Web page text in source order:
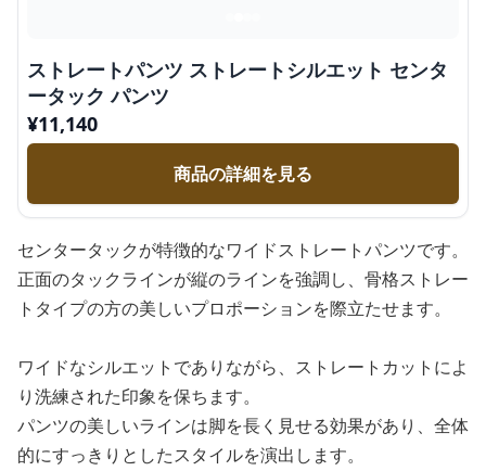
ストレートパンツ ストレートシルエット センタ
ータック パンツ
¥11,140
商品の詳細を見る
センタータックが特徴的なワイドストレートパンツです。
正面のタックラインが縦のラインを強調し、骨格ストレー
トタイプの方の美しいプロポーションを際立たせます。
ワイドなシルエットでありながら、ストレートカットによ
り洗練された印象を保ちます。
パンツの美しいラインは脚を長く見せる効果があり、全体
的にすっきりとしたスタイルを演出します。